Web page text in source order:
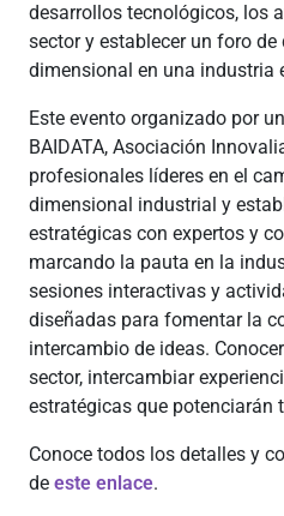
desarrollos tecnológicos, los
sector y establecer un foro
dimensional en una industria
Este evento organizado por
BAIDATA, Asociación
profesionales líderes en el
dimensional industrial y
estratégicas con expertos y
marcando la pauta en la
sesiones interactivas y
diseñadas para fomentar la
intercambio de ideas.
sector, intercambiar
estratégicas que potenciarán
Conoce todos los detalles y
de este enlace.